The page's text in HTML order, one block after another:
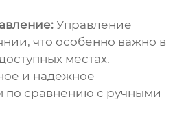
Управление
что особенно важно в
местах.
и надежное
по сравнению с ручными